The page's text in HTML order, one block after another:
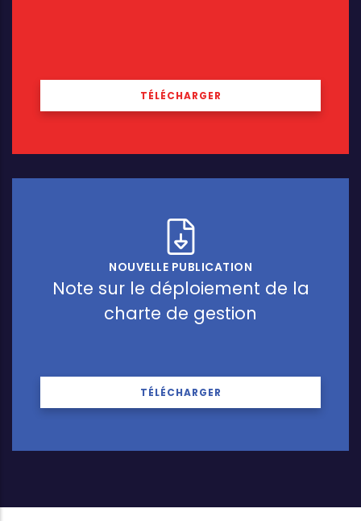
TÉLÉCHARGER
NOUVELLE PUBLICATION
Note sur le déploiement de la
charte de gestion
TÉLÉCHARGER